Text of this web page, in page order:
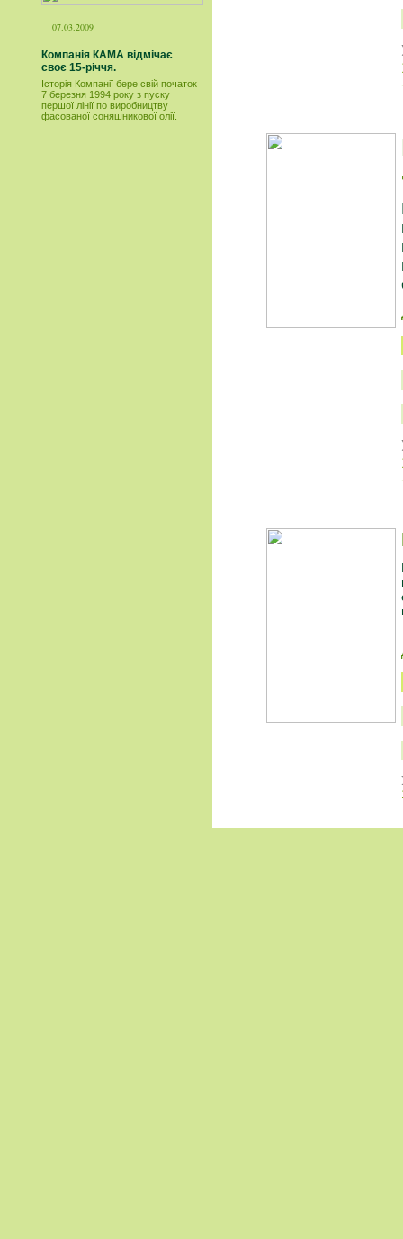
07.03.2009
Компанія КАМА відмічає
своє 15-річчя.
Історія Компанії бере свій початок
7 березня 1994 року з пуску
першої лінії по виробництву
фасованої соняшникової олії.